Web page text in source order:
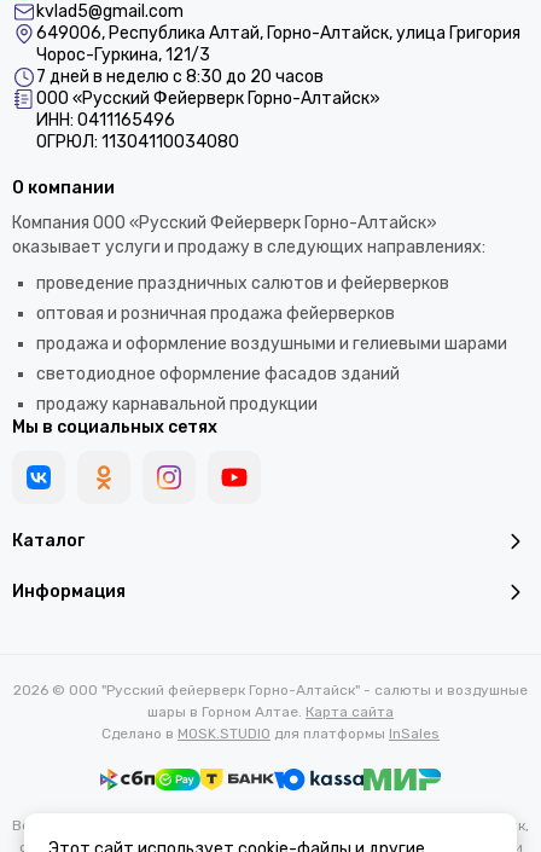
kvlad5@gmail.com
649006, Республика Алтай, Горно-Алтайск, улица Григория
Чорос-Гуркина, 121/3
7 дней в неделю с 8:30 до 20 часов
ООО «Русский Фейерверк Горно-Алтайск»
ИНН: 0411165496
ОГРЮЛ: 11304110034080
Каталог
Информация
О компании
Компания ООО «Русский Фейерверк Горно-Алтайск»
оказывает услуги и продажу в следующих направлениях:
проведение праздничных салютов и фейерверков
оптовая и розничная продажа фейерверков
продажа и оформление воздушными и гелиевыми шарами
светодиодное оформление фасадов зданий
продажу карнавальной продукции
Мы в социальных сетях
2026 © ООО "Русский фейерверк Горно-Алтайск" - салюты и воздушные
шары в Горном Алтае. Карта сайта
Сделано в MOSK.STUDIO для платформы InSales
Вся представленная на сайте информация, касающаяся характеристик,
стоимости товаров и услуг, носит информационный характер и ни при